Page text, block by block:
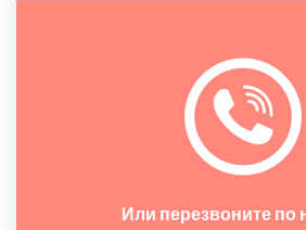
Или перезвоните по